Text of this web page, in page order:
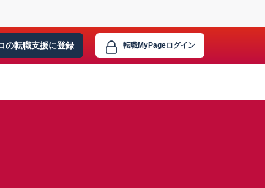
の転職支援に登録 転職MyPageログイン